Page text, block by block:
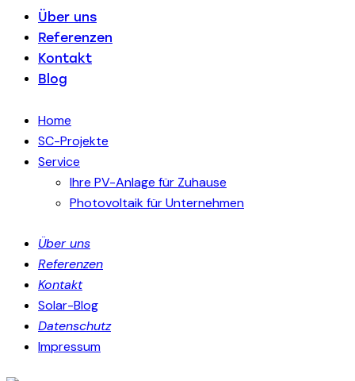
Über uns
Referenzen
Kontakt
Blog
Home
SC-Projekte
Service
Ihre PV-Anlage für Zuhause
Photovoltaik für Unternehmen
Über uns
Referenzen
Kontakt
Solar-Blog
Datenschutz
Impressum